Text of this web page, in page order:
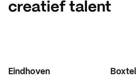
creatief talent
Eindhoven
Boxtel